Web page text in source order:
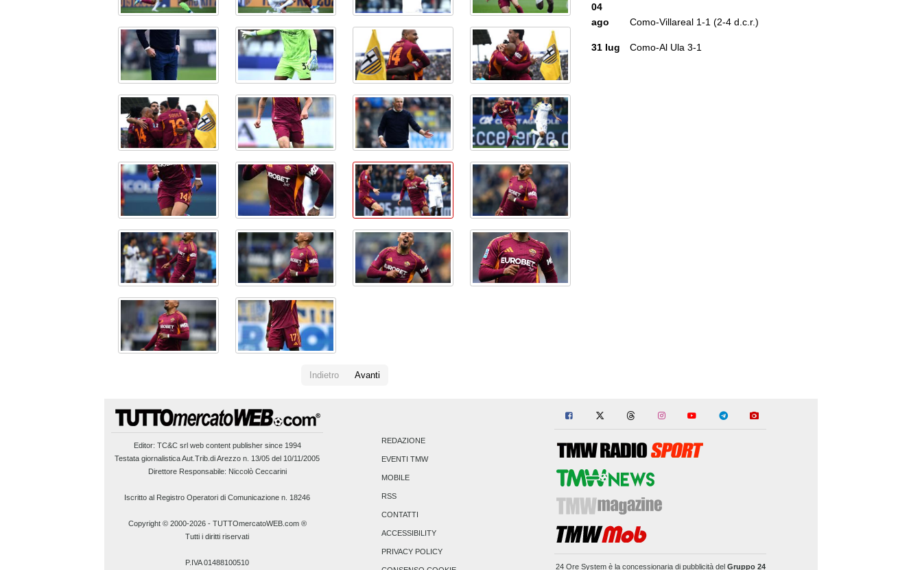
Indietro Avanti
04
ago
Como-Villareal 1-1 (2-4 d.c.r.)
31 lug Como-Al Ula 3-1
Editor: TC&C srlweb content publisher since 1994
Testata giornalistica Aut.Trib.di Arezzo n. 13/05 del 10/11/2005
Direttore Responsabile: Niccolò Ceccarini
Iscritto al Registro Operatori di Comunicazione n. 18246
Copyright © 2000-2026- TUTTOmercatoWEB.com ®
Tutti i diritti riservati
P.IVA 01488100510
REDAZIONE
EVENTI TMW
MOBILE
RSS
CONTATTI
ACCESSIBILITY
PRIVACY POLICY
24 Ore Systemè la concessionaria di pubblicità del Gruppo 24